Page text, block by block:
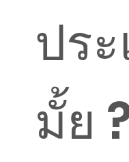
ปร
มั้ย